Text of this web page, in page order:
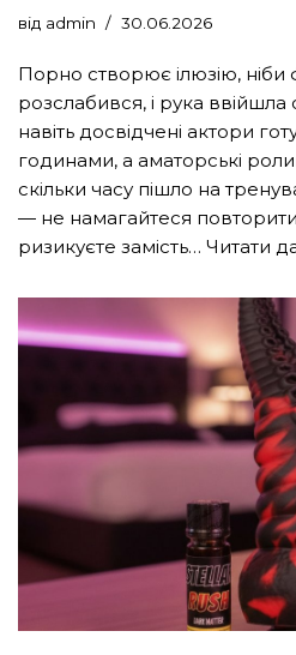
від admin 30.06.2026
Порно створює ілюзію, ніби
розслабився, і рука ввійшла
навіть досвідчені актори
годинами, а аматорські
скільки часу пішло на
— не намагайтеся
ризикуєте замість… Читати